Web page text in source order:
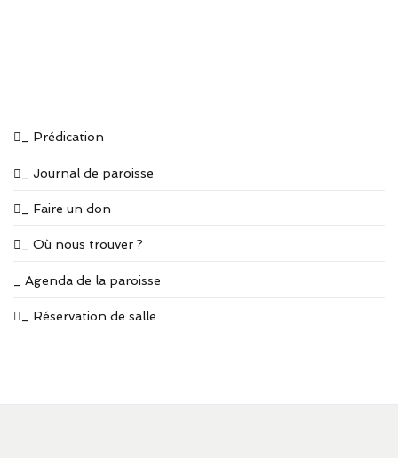
_ Prédication
_ Journal de paroisse
_ Faire un don
_ Où nous trouver ?
_ Agenda de la paroisse
_ Réservation de salle